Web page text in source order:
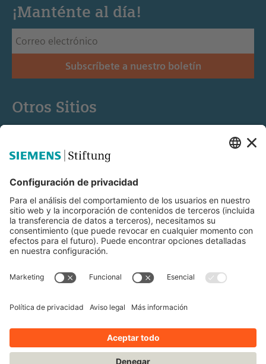
¡Manténte al día!
Subscríbete a nuestro boletín
Otros Sitios
Educación STEM
Mediaportal
© Siemens Stiftung 2025
Condiciones de uso